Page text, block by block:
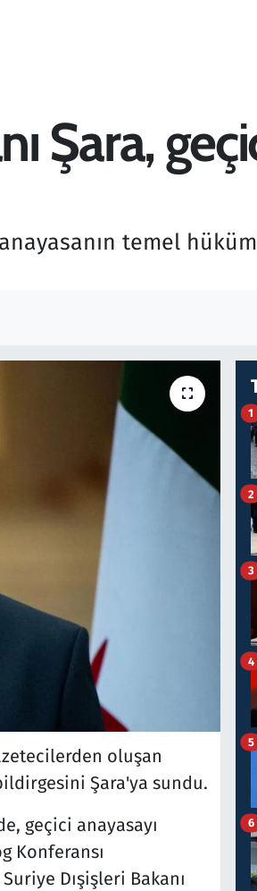
Şara,
temel
oluşan
Şara'ya sundu.
geçici anayasayı
Konferansı
Dışişleri Bakanı
1
2
3
4
5
6